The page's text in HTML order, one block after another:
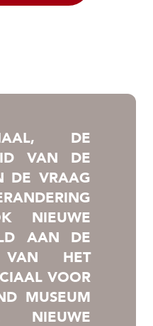
DE
VAN DE
DE VRAAG
NIEUWE
AAN DE
VAN HET
VOOR
MUSEUM
NIEUWE